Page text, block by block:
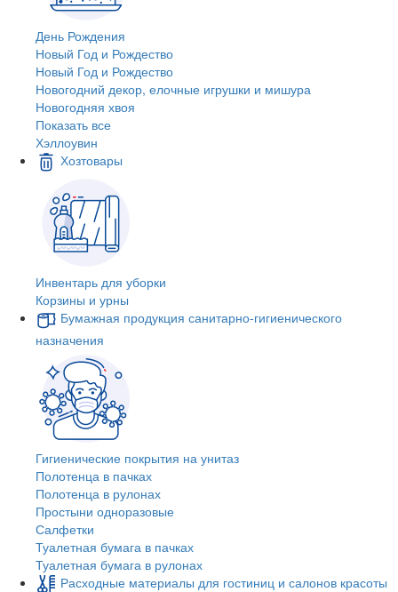
День Рождения
Новый Год и Рождество
Новый Год и Рождество
Новогодний декор, елочные игрушки и мишура
Новогодняя хвоя
Показать все
Хэллоувин
Хозтовары
Инвентарь для уборки
Корзины и урны
Бумажная продукция санитарно-гигиенического
назначения
Гигиенические покрытия на унитаз
Полотенца в пачках
Полотенца в рулонах
Простыни одноразовые
Салфетки
Туалетная бумага в пачках
Туалетная бумага в рулонах
Расходные материалы для гостиниц и салонов красоты